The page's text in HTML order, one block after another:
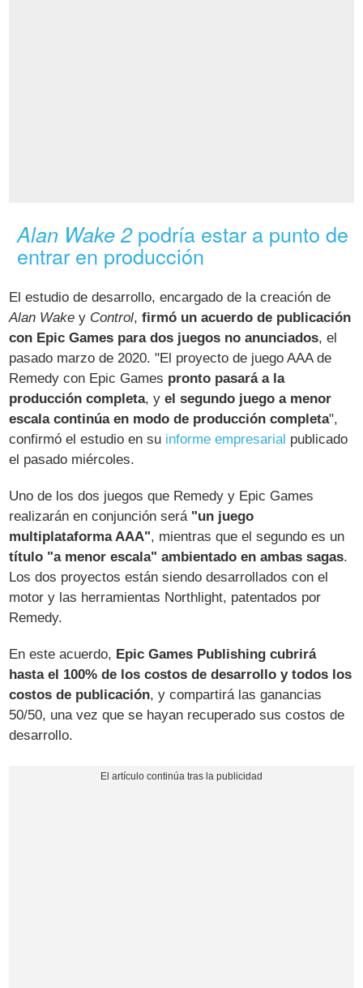
Alan Wake 2podría estar a punto de
entrar en producción
El estudio de desarrollo, encargado de la creación de
Alan Wake y Control,firmó un acuerdo de publicación
con Epic Games para dos juegos no anunciados, el
pasado marzo de 2020. "El proyecto de juego AAA de
Remedy con Epic Games pronto pasará a la
producción completa, yel segundo juego a menor
escala continúa en modo de producción completa",
confirmó el estudio en su informe empresarial publicado
el pasado miércoles.
Uno de los dos juegos que Remedy y Epic Games
realizarán en conjunción será "un juego
multiplataforma AAA", mientras que el segundo es un
título "a menor escala" ambientado en ambas sagas.
Los dos proyectos están siendo desarrollados con el
motor y las herramientas Northlight, patentados por
Remedy.
En este acuerdo, Epic Games Publishing cubrirá
hasta el 100% de los costos de desarrollo y todos los
costos de publicación, y compartirá las ganancias
50/50, una vez que se hayan recuperado sus costos de
desarrollo.